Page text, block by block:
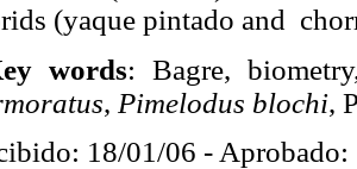
(yaque pintado and
words: Bagre,
, Pimelodus blochi,
18/01/06 - Aprobado: